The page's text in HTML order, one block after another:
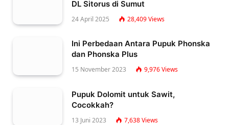
DL Sitorus di Sumut
24 April 2025 28,409Views
Ini Perbedaan Antara Pupuk Phonska
dan Phonska Plus
15 November 2023 9,976Views
Pupuk Dolomit untuk Sawit,
Cocokkah?
13 Juni 2023 7,638Views